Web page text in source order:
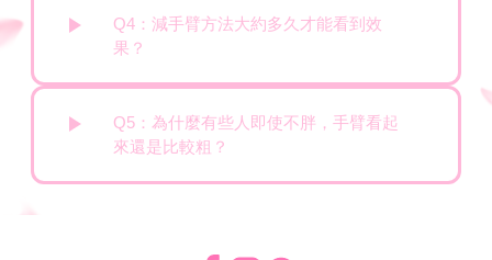
Q4：減手臂方法大約多久才能看到效
果？
Q5：為什麼有些人即使不胖，手臂看起
來還是比較粗？